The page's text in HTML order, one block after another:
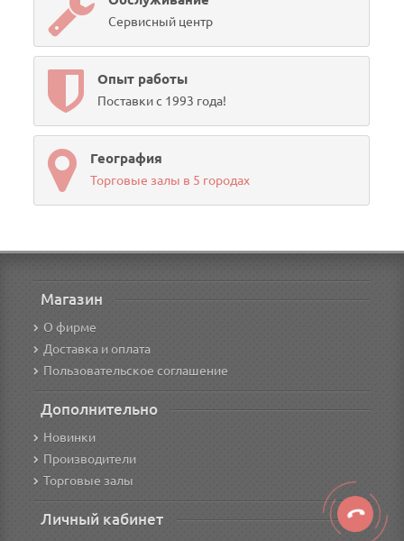
Сервисный центр
Опыт работы
Поставки с 1993 года!
География
Торговые залы в 5 городах
Магазин
О фирме
Доставка и оплата
Пользовательское соглашение
Дополнительно
Новинки
Производители
Торговые залы
Личный кабинет